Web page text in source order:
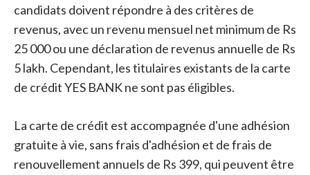
candidats doivent répondre à des critères de
revenus, avec un revenu mensuel net minimum de Rs
25 000 ou une déclaration de revenus annuelle de Rs
5 lakh. Cependant, les titulaires existants de la carte
de crédit YES BANK ne sont pas éligibles.
La carte de crédit est accompagnée d'une adhésion
gratuite à vie, sans frais d'adhésion et de frais de
renouvellement annuels de Rs 399, qui peuvent être